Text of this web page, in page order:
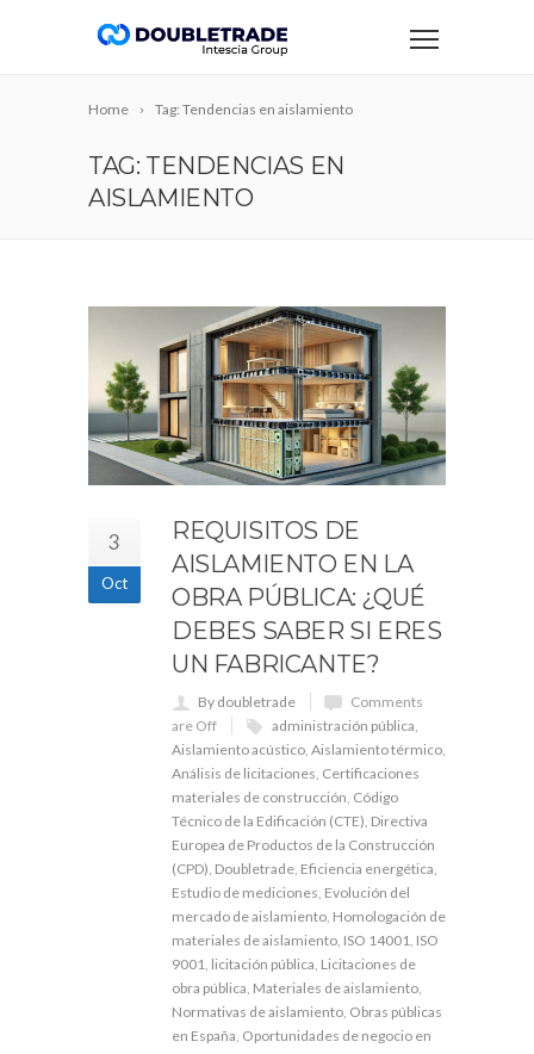
Home Tag: Tendencias en aislamiento
TAG: TENDENCIAS EN
AISLAMIENTO
3
Oct
REQUISITOS DE
AISLAMIENTO EN LA
OBRA PÚBLICA: ¿QUÉ
DEBES SABER SI ERES
UN FABRICANTE?
By doubletrade
Comments
are Off
administración pública,
Aislamiento acústico, Aislamiento térmico,
Análisis de licitaciones, Certificaciones
materiales de construcción, Código
Técnico de la Edificación (CTE), Directiva
Europea de Productos de la Construcción
(CPD), Doubletrade, Eficiencia energética,
Estudio de mediciones, Evolución del
mercado de aislamiento, Homologación de
materiales de aislamiento, ISO 14001, ISO
9001, licitación pública, Licitaciones de
obra pública, Materiales de aislamiento,
Normativas de aislamiento, Obras públicas
en España, Oportunidades de negocio en